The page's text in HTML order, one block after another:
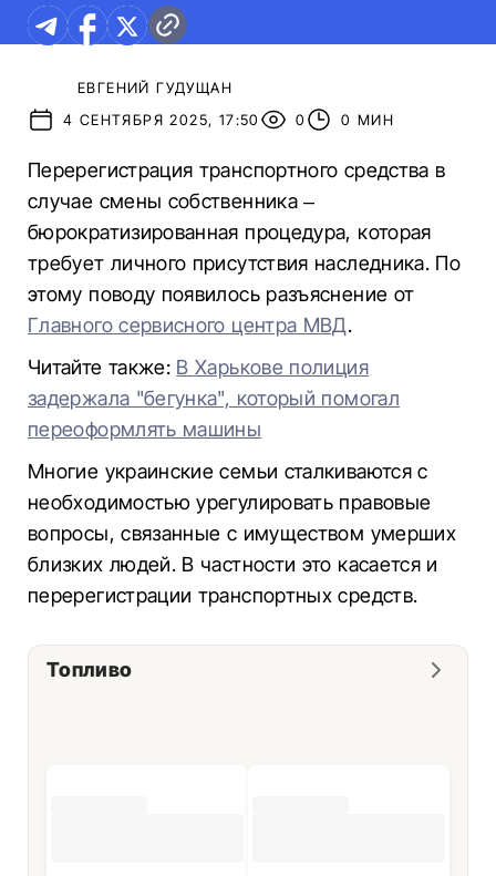
ЕВГЕНИЙ ГУДУЩАН
4 СЕНТЯБРЯ 2025, 17:50
0 0 МИН
Перерегистрация транспортного средства в
случае смены собственника –
бюрократизированная процедура, которая
требует личного присутствия наследника. По
этому поводу появилось разъяснение от
Главного сервисного центра МВД.
Читайте также: В Харькове полиция
задержала "бегунка", который помогал
переоформлять машины
Многие украинские семьи сталкиваются с
необходимостью урегулировать правовые
вопросы, связанные с имуществом умерших
близких людей. В частности это касается и
перерегистрации транспортных средств.
Топливо